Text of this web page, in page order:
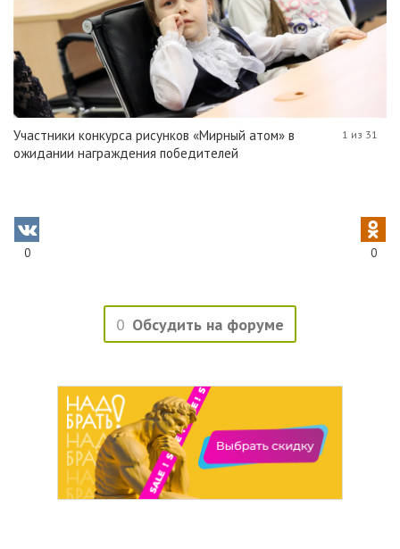
Участники конкурса рисунков «Мирный атом» в
ожидании награждения победителей
1 из 31
0 0
0 Обсудить на форуме